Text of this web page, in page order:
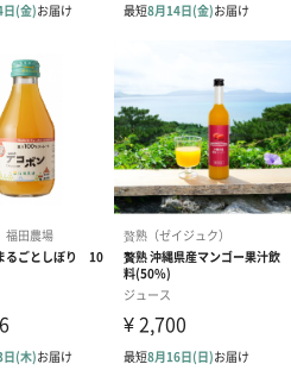
ション情報
します。お相手のご住所に直接お
す。お相手に直接手渡しする場
す。